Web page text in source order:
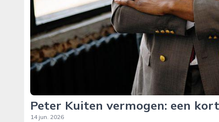
Peter Kuiten vermogen: een
14 jun. 2026